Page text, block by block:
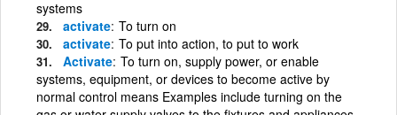
systems
activate To turn on
activate To put into action, to put to work
Activate To turn on, supply power, or enable
systems, equipment, or devices to become active by
normal control means Examples include turning on the